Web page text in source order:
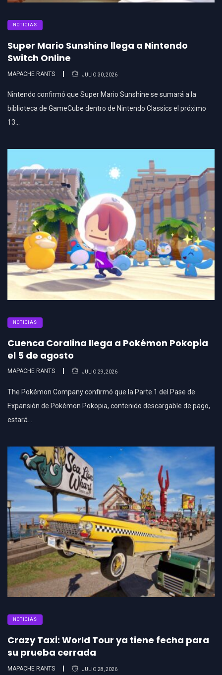
NOTICIAS
Super Mario Sunshine llega a Nintendo
Switch Online
MAPACHE RANTS JULIO 30, 2026
Nintendo confirmó que Super Mario Sunshine se sumará a la
biblioteca de GameCube dentro de Nintendo Classics el próximo
13…
NOTICIAS
Cuenca Coralina llega a Pokémon Pokopia
el 5 de agosto
MAPACHE RANTS JULIO 29, 2026
The Pokémon Company confirmó que la Parte 1 del Pase de
Expansión de Pokémon Pokopia, contenido descargable de pago,
estará…
NOTICIAS
Crazy Taxi: World Tour ya tiene fecha para
su prueba cerrada
MAPACHE RANTS JULIO 28, 2026